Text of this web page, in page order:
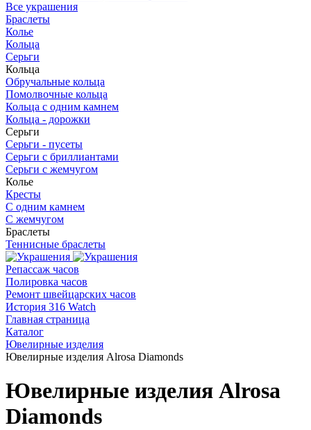
Все украшения
Браслеты
Колье
Кольца
Серьги
Кольца
Обручальные кольца
Помолвочные кольца
Кольца c одним камнем
Кольца - дорожки
Серьги
Серьги - пусеты
Серьги с бриллиантами
Серьги с жемчугом
Колье
Кресты
С одним камнем
С жемчугом
Браслеты
Теннисные браслеты
Репассаж часов
Полировка часов
Ремонт швейцарских часов
История 316 Watch
Главная страница
Каталог
Ювелирные изделия
Ювелирные изделия Alrosa Diamonds
Ювелирные изделия Alrosa
Diamonds